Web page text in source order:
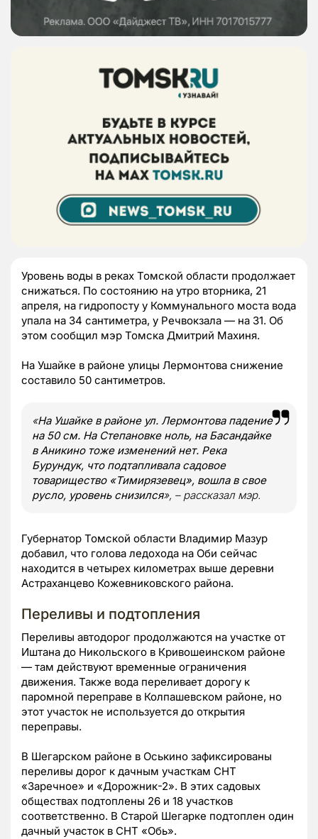
Уровень воды в реках Томской области продолжает
снижаться. По состоянию на утро вторника, 21
апреля, на гидропосту у Коммунального моста вода
упала на 34 сантиметра, у Речвокзала — на 31. Об
этом сообщил мэр Томска Дмитрий Махиня.
На Ушайке в районе улицы Лермонтова снижение
составило 50 сантиметров.
«На Ушайке в районе ул. Лермонтова падение
на 50 см. На Степановке ноль, на Басандайке
в Аникино тоже изменений нет. Река
Бурундук, что подтапливала садовое
товарищество «Тимирязевец», вошла в свое
русло, уровень снизился», – рассказал мэр.
Губернатор Томской области Владимир Мазур
добавил, что голова ледохода на Оби сейчас
находится в четырех километрах выше деревни
Астраханцево Кожевниковского района.
Переливы и подтопления
Переливы автодорог продолжаются на участке от
Иштана до Никольского в Кривошеинском районе
— там действуют временные ограничения
движения. Также вода переливает дорогу к
паромной переправе в Колпашевском районе, но
этот участок не используется до открытия
переправы.
В Шегарском районе в Оськино зафиксированы
переливы дорог к дачным участкам СНТ
«Заречное» и «Дорожник-2». В этих садовых
обществах подтоплены 26 и 18 участков
соответственно. В Старой Шегарке подтоплен один
дачный участок в СНТ «Обь».